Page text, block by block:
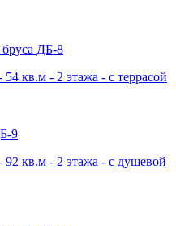
кв.м - 2 этажа - с террасой
кв.м - 2 этажа - с душевой